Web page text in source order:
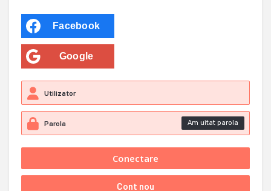
Facebook
Google
Am uitat parola